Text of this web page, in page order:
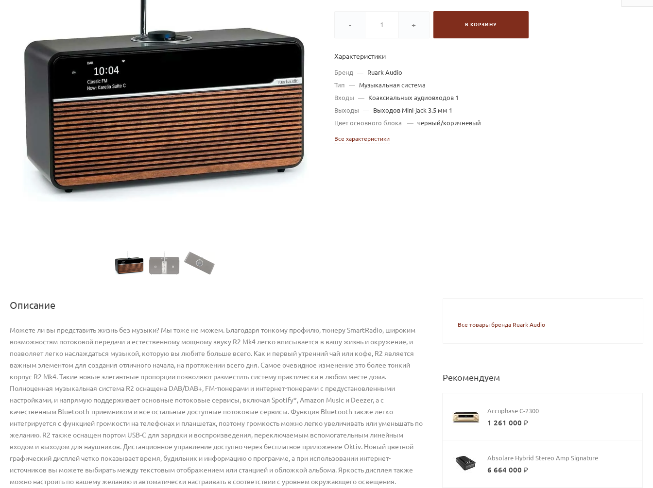
- + В КОРЗИНУ
Характеристики
Бренд —
Ruark Audio
Тип
—
Музыкальная система
Входы
—
Коаксиальных аудиовходов 1
Выходы
—
Выходов Mini-jack 3.5 мм 1
Цвет основного блока
— черный/коричневый
Все характеристики
Описание
Можете ли вы представить жизнь без музыки? Мы тоже не можем. Благодаря тонкому профилю, тюнеру SmartRadio, широким
возможностям потоковой передачи и естественному мощному звуку R2 Mk4 легко вписывается в вашу жизнь и окружение, и
позволяет легко наслаждаться музыкой, которую вы любите больше всего. Как и первый утренний чай или кофе, R2 является
важным элементом для создания отличного начала, на протяжении всего дня. Самое очевидное изменение это более тонкий
корпус R2 Mk4. Такие новые элегантные пропорции позволяют разместить систему практически в любом месте дома.
Полноценная музыкальная система R2 оснащена DAB/DAB+, FM-тюнерами и интернет-тюнерами с предустановленными
настройками, и напрямую поддерживает основные потоковые сервисы, включая Spotify*, Amazon Music и Deezer, а с
качественным Bluetooth-приемником и все остальные доступные потоковые сервисы. Функция Bluetooth также легко
интегрируется с функцией громкости на телефонах и планшетах, поэтому громкость можно легко увеличивать или уменьшать по
желанию. R2 также оснащен портом USB-C для зарядки и воспроизведения, переключаемым вспомогательным линейным
входом и выходом для наушников. Дистанционное управление доступно через бесплатное приложение Oktiv. Новый цветной
графический дисплей четко показывает время, будильник и информацию о программе, а при использовании интернет-
источников вы можете выбирать между текстовым отображением или станцией и обложкой альбома. Яркость дисплея также
можно настроить по вашему желанию и автоматически настраивать в соответствии с уровнем окружающего освещения.
Все товары бренда Ruark Audio
Рекомендуем
Accuphase C-2300
1 261 000 ₽
Absolare Hybrid Stereo Amp Signature
6 664 000 ₽